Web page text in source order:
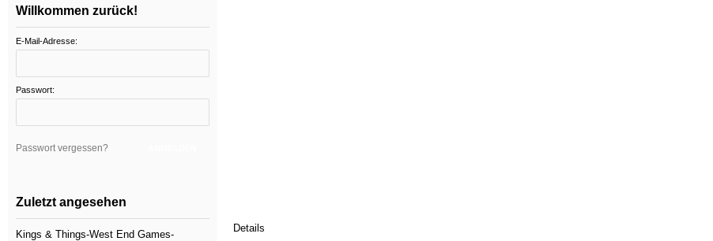
Details
Willkommen zurück!
E-Mail-Adresse:
Passwort:
Passwort vergessen?
Zuletzt angesehen
Kings & Things-West End Games-